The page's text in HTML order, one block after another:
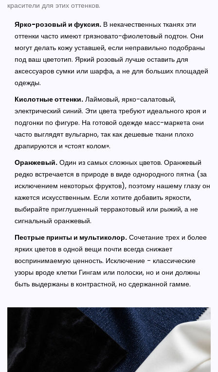
красители для этих оттенков.
Ярко-розовый и фуксия. В некачественных тканях эти
оттенки часто имеют грязновато-фиолетовый подтон. Они
могут делать кожу уставшей, если неправильно подобраны
под ваш цветотип. Яркий розовый лучше оставить для
аксессуаров сумки или шарфа, а не для больших площадей
одежды.
Кислотные оттенки. Лаймовый, ярко-салатовый,
электрический синий. Эти цвета требуют идеального кроя и
подгонки по фигуре. На готовой одежде масс-маркета они
часто выглядят вульгарно, так как дешевые ткани плохо
драпируются и «стоят колом».
Оранжевый. Один из самых сложных цветов. Оранжевый
редко встречается в природе в виде однородного пятна (за
исключением некоторых фруктов), поэтому нашему глазу он
кажется искусственным. Если хотите добавить яркости,
выбирайте приглушенный терракотовый или рыжий, а не
сигнальный оранжевый.
Пестрые принты и мультиколор. Сочетание трех и более
ярких цветов в одной вещи почти всегда снижает
воспринимаемую ценность. Исключение - классические
узоры вроде клетки Гингам или полоски, но и они должны
быть выдержаны в контрастной, но сдержанной гамме.